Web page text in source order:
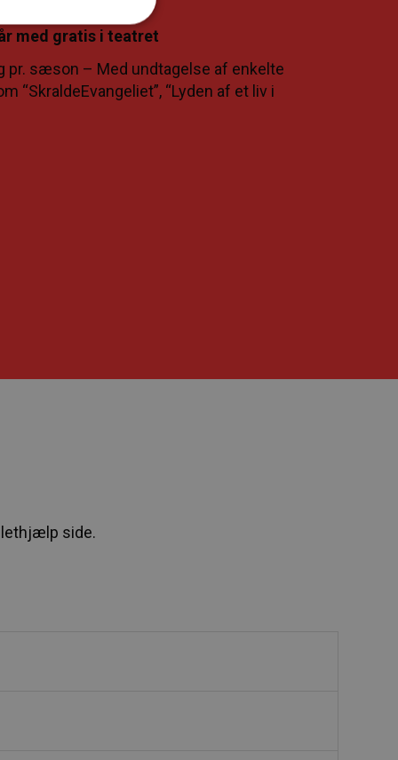
med gratis i teatret
pr. sæson – Med undtagelse af enkelte
“SkraldeEvangeliet”, “Lyden af et liv i
side.